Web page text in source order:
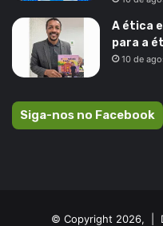
A ética
para a
10 de
Siga-nos no Facebook
© Copyright 2026, |